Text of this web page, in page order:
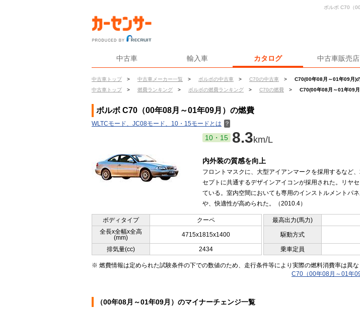
中古車 輸入車 カタログ 中古車販売店
中古車トップ > 中古車メーカー一覧 > ボルボの中古車 > C70の中古車 >
C70(00年08月～01年09月)
中古車トップ
> 燃費ランキング > ボルボの燃費ランキング > C70の燃費 > C70(00年08月～01年09
ボルボ C70（
ボルボ C70（00年08月～01年09月）の燃費
WLTCモード、JC08モード、10・15モードとは ？
10・15 8.3km/L
内外装の質感を向上
フロントマスクに、大型アイアンマークを採用するなど
セプトに共通するデザインアイコンが採用された。リヤ
ている。室内空間においても専用のインストルメントパ
や、快適性が高められた。（2010.4）
ボディタイプ クーペ 最高出力(馬力)
全長x全幅x全高
(mm)
4715x1815x1400 駆動方式
排気量(cc) 2434 乗車定員
※ 燃費情報は定められた試験条件の下での数値のため、走行条件等により実際の燃料消費率は異な
C70（00年08月～01年
（00年08月～01年09月）のマイナーチェンジ一覧